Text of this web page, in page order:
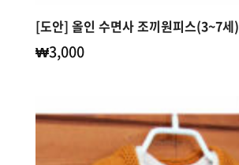
[도안] 올인 수면사 조끼원피스(3~7세)
₩3,000